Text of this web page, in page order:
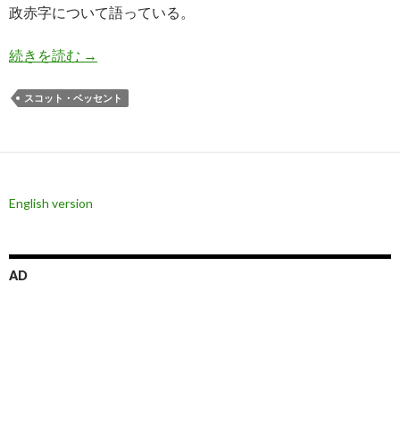
政赤字について語っている。
続きを読む ベッセント財務長官: 米国債の買い手不足の問
→
スコット・ベッセント
English version
AD